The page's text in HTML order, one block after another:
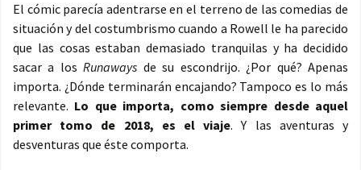
El cómic parecía adentrarse en el terreno de las comedias de
situación y del costumbrismo cuando a Rowell le ha parecido
que las cosas estaban demasiado tranquilas y ha decidido
sacar a losRunaways de su escondrijo. ¿Por qué? Apenas
importa. ¿Dónde terminarán encajando? Tampoco es lo más
relevante. Lo que importa, como siempre desde aquel
primer tomo de 2018, es el viaje. Y las aventuras y
desventuras que éste comporta.